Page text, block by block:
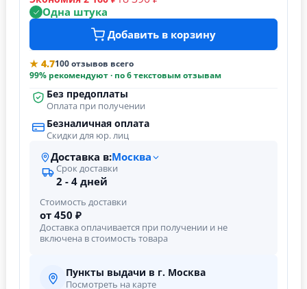
Одна штука
Добавить в корзину
★ 4.7100 отзывов всего
99% рекомендуют · по 6 текстовым отзывам
Без предоплаты
Оплата при получении
Безналичная оплата
Скидки для юр. лиц
Доставка в:Москва
Срок доставки
2 - 4 дней
Стоимость доставки
от 450 ₽
Доставка оплачивается при получении и не
включена в стоимость товара
Пункты выдачи в г. Москва
Посмотреть на карте